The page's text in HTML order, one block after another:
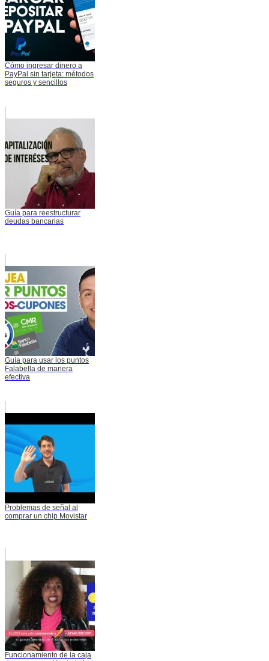
Cómo ingresar dinero a
PayPal sin tarjeta: métodos
seguros y sencillos
Guía para reestructurar
deudas bancarias
Guía para usar los puntos
Falabella de manera
efectiva
Problemas de señal al
comprar un chip Movistar
Funcionamiento de la caja